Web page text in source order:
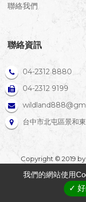
聯絡我們
聯絡資訊
04-2312 8880
04-2312 9199
台中市北屯區景和
Copyright © 2019 by
我們的網站使用
✓